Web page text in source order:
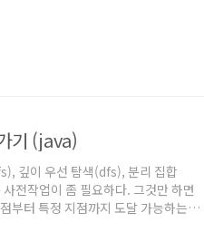
를 모른다면 'BFS 알고리즘 (너비
기 (java)
깊이 우선 탐색(dfs), 분리 집합
전작업이 좀 필요하다. 그것만 하면
부터 특정 지점까지 도달 가능하는지